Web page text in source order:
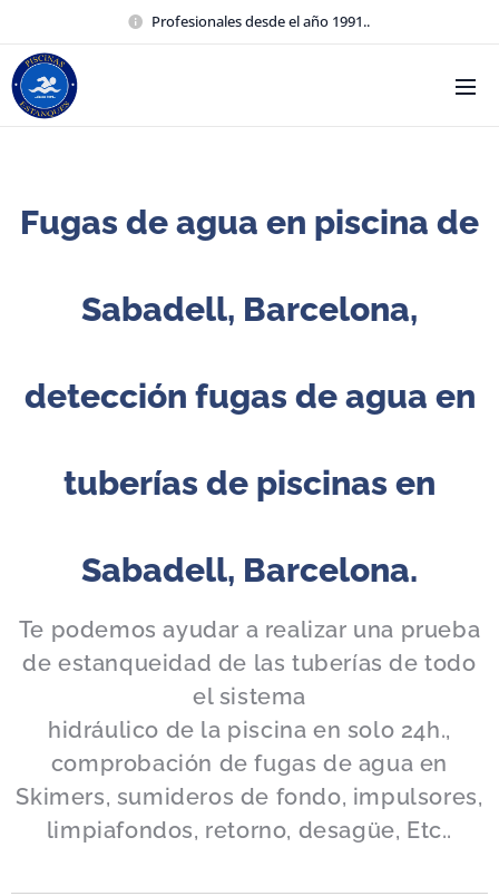
Profesionales desde el año 1991..
Fugas de agua en piscina de
Sabadell, Barcelona,
detección fugas de agua en
tuberías de piscinas en
Sabadell, Barcelona.
Te podemos ayudar a realizar una prueba
de estanqueidad de las tuberías de todo
el sistema
hidráulico de la piscina en solo 24h.,
comprobación de fugas de agua en
Skimers, sumideros de fondo, impulsores,
limpiafondos, retorno, desagüe, Etc..